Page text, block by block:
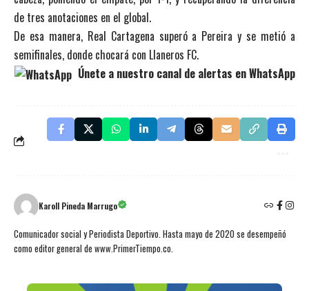
de tres anotaciones en el global.
De esa manera, Real Cartagena superó a Pereira y se metió a
semifinales, donde chocará con Llaneros FC.
Únete a nuestro canal de alertas en WhatsApp
Karoll Pineda Marrugo
Comunicador social y Periodista Deportivo. Hasta mayo de 2020 se desempeñó
como editor general de www.PrimerTiempo.co.